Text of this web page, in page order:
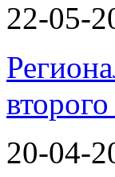
22-05-
20-04-